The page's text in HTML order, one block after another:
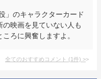
」のキャラクターカード
映画を見ていない人も
ろに興奮しますよ。
全てのおすすめコメント (1件) >